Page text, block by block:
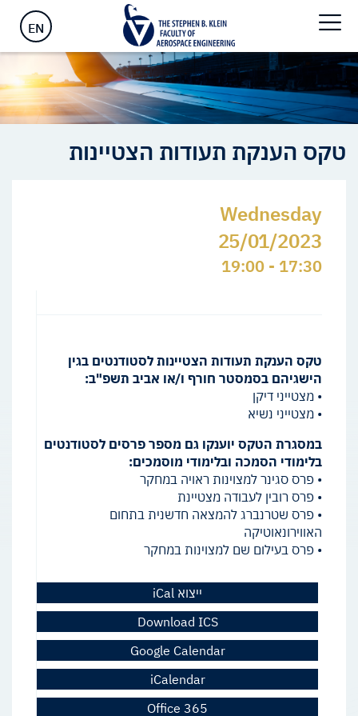
EN
טקס הענקת תעודות הצטיינות
טקס הענקת תעודות הצטיינות
Wednesday
25/01/2023
17:30 - 19:00
טקס הענקת תעודות הצטיינות לסטודנטים בגין
הישגיהם בסמסטר חורף ו/או אביב תשפ"ב:
• מצטייני דיקן
• מצטייני נשיא
במסגרת הטקס יוענקו גם מספר פרסים לסטודנטים
בלימודי הסמכה ובלימודי מוסמכים:
• פרס סגינר למצוינות ראויה במחקר
• פרס רובין לעבודה מצטיינת
• פרס שטרנברג להמצאה חדשנית בתחום
האווירונאוטיקה
• פרס בעילום שם למצוינות במחקר
ייצוא iCal
Download ICS
Google Calendar
iCalendar
Office 365